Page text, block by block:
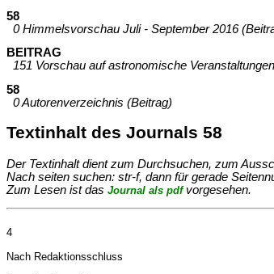
58
0 Himmelsvorschau Juli - September 2016
BEITRAG
151 Vorschau auf astronomische
58
0 Autorenverzeichnis (Beitrag)
Textinhalt des Journals 58
Der Textinhalt dient zum Durchsuchen, zum
Nach seiten suchen: str-f, dann für gerade
Zum Lesen ist das Journal als pdfvorgesehen.
4
Nach Redaktionsschluss